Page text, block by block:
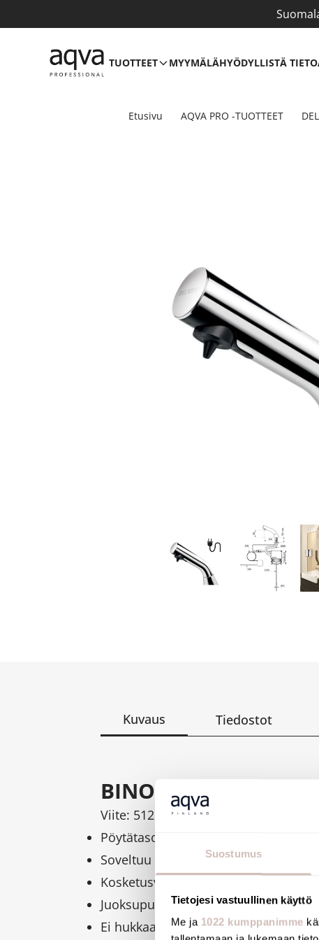
Suostumus
Tietojesi vastuullinen käyttö
Me ja 1022 kumppanimme
TUOTTEET MYYMÄLÄHYÖDYLLISTÄ
Etusivu AQVA PRO -TUOTTEET
Kuvaus Tiedostot
BINOPTIC
Viite: 512121P
Pöytätasoon asennettava
Soveltuu nestesaippualle tai
Kosketusvapaa käyttö:
Juoksuputki kromattua 304
Ei hukkaa: tarkka pumppuannostelu